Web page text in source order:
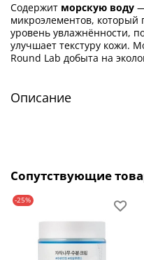
Содержит морскую воду
микроэлементов,
уровень увлажнённости,
улучшает текстуру кожи.
Round Lab добыта на
Описание
Сопутствующие
-25%